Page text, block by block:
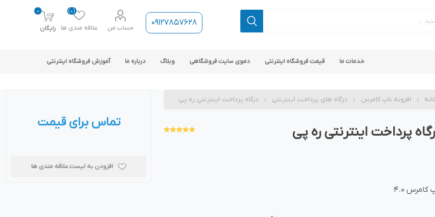
09127857628 حساب من علاقه مندی ها
(0)
0
رایگان
کامرس
خدمات ما قیمت فروشگاه اینترنتی دموی سایت فروشگاهی وبلاگ درباره ما آموزش فروشگاه اینترنتی
افزونه ناپ کامرس درگاه های پرداخت اینترنتی درگاه پرداخت اینترنتی ره پی
پرداخت اینترنتی ره پی
کامرس 4.0
تماس برای قیمت
افزودن به لیست علاقه مندی ها